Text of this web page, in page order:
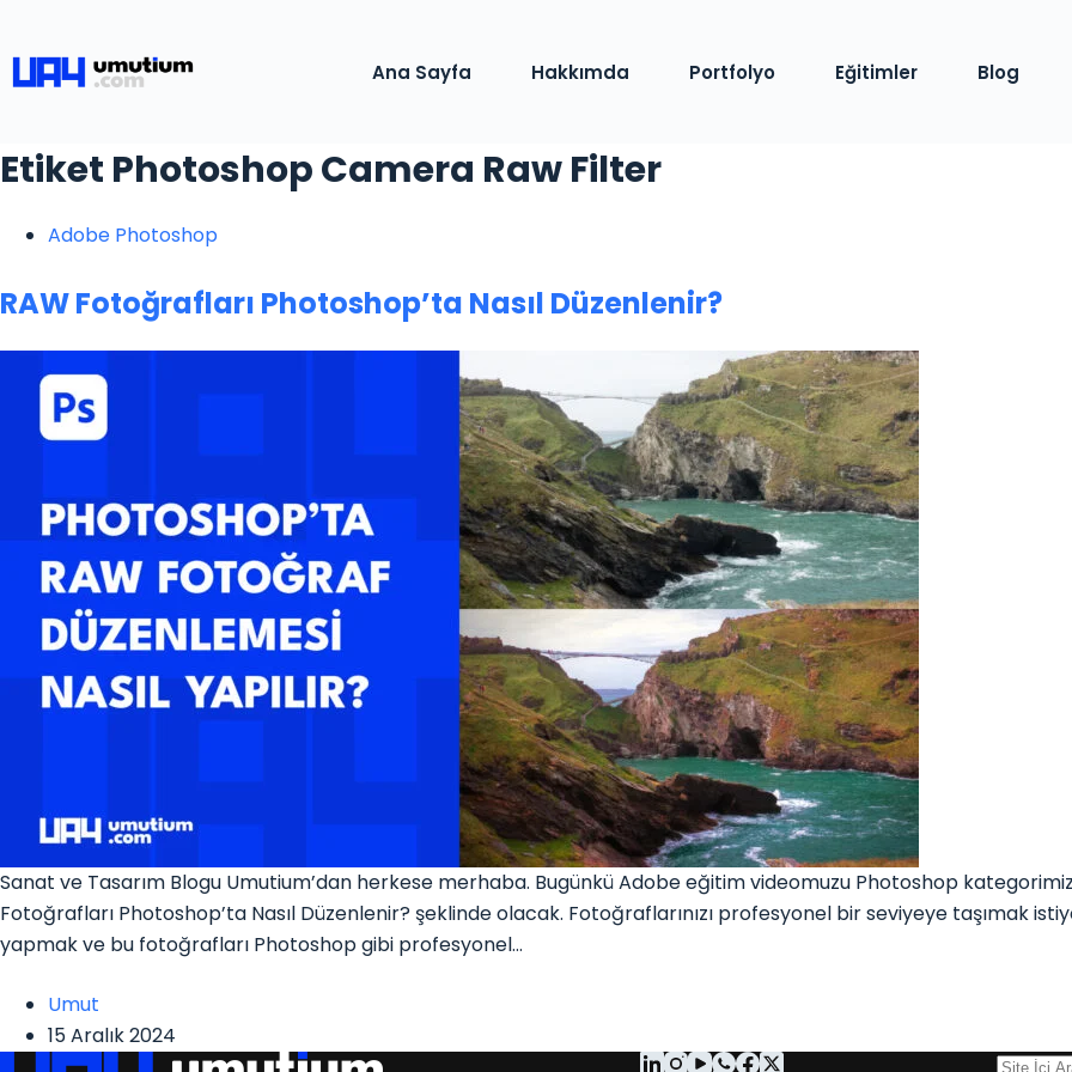
Ana Sayfa Hakkımda Portfolyo Eğitimler Blog
Etiket Photoshop Camera Raw Filter
Adobe Photoshop
RAW Fotoğrafları Photoshop’ta Nasıl Düzenlenir?
Sanat ve Tasarım Blogu Umutium’dan herkese merhaba. Bugünkü Adobe eğitim videomuzu Photoshop
Fotoğrafları Photoshop’ta Nasıl Düzenlenir? şeklinde olacak. Fotoğraflarınızı profesyonel bir seviyeye taşımak
yapmak ve bu fotoğrafları Photoshop gibi profesyonel…
Umut
15 Aralık 2024